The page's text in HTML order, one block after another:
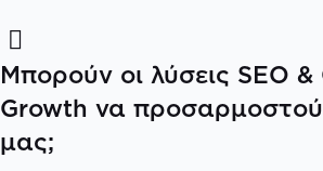
Μπορούν οι λύσεις SEO
Growth να
μας;